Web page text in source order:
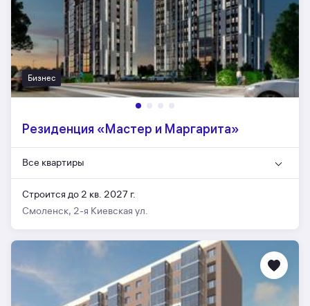
Бизнес
Резиденция «Мастер и Маргарита»
Все квартиры
Строится до 2 кв. 2027 г.
Смоленск, 2-я Киевская ул.